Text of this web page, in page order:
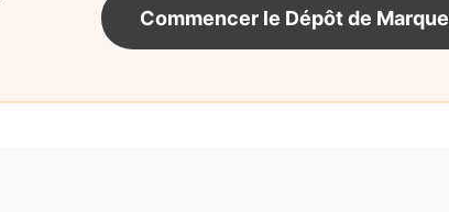
Commencer le Dépôt de Marque